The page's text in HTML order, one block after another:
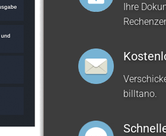
Ihre
billtano.